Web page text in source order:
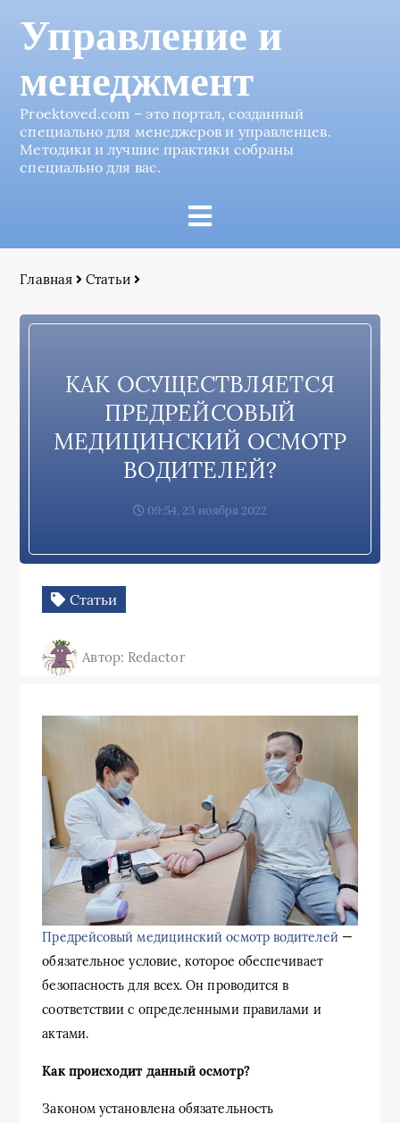
Управление и
менеджмент
Proektoved.com – это портал, созданный
специально для менеджеров и управленцев.
Методики и лучшие практики собраны
специально для вас.
Главная Статьи
КАК ОСУЩЕСТВЛЯЕТСЯ
ПРЕДРЕЙСОВЫЙ
МЕДИЦИНСКИЙ ОСМОТР
ВОДИТЕЛЕЙ?
09:54, 23 ноября 2022
Статьи
Автор: Redactor
Предрейсовый медицинский осмотр водителей —
обязательное условие, которое обеспечивает
безопасность для всех. Он проводится в
соответствии с определенными правилами и
актами.
Как происходит данный осмотр?
Законом установлена обязательность